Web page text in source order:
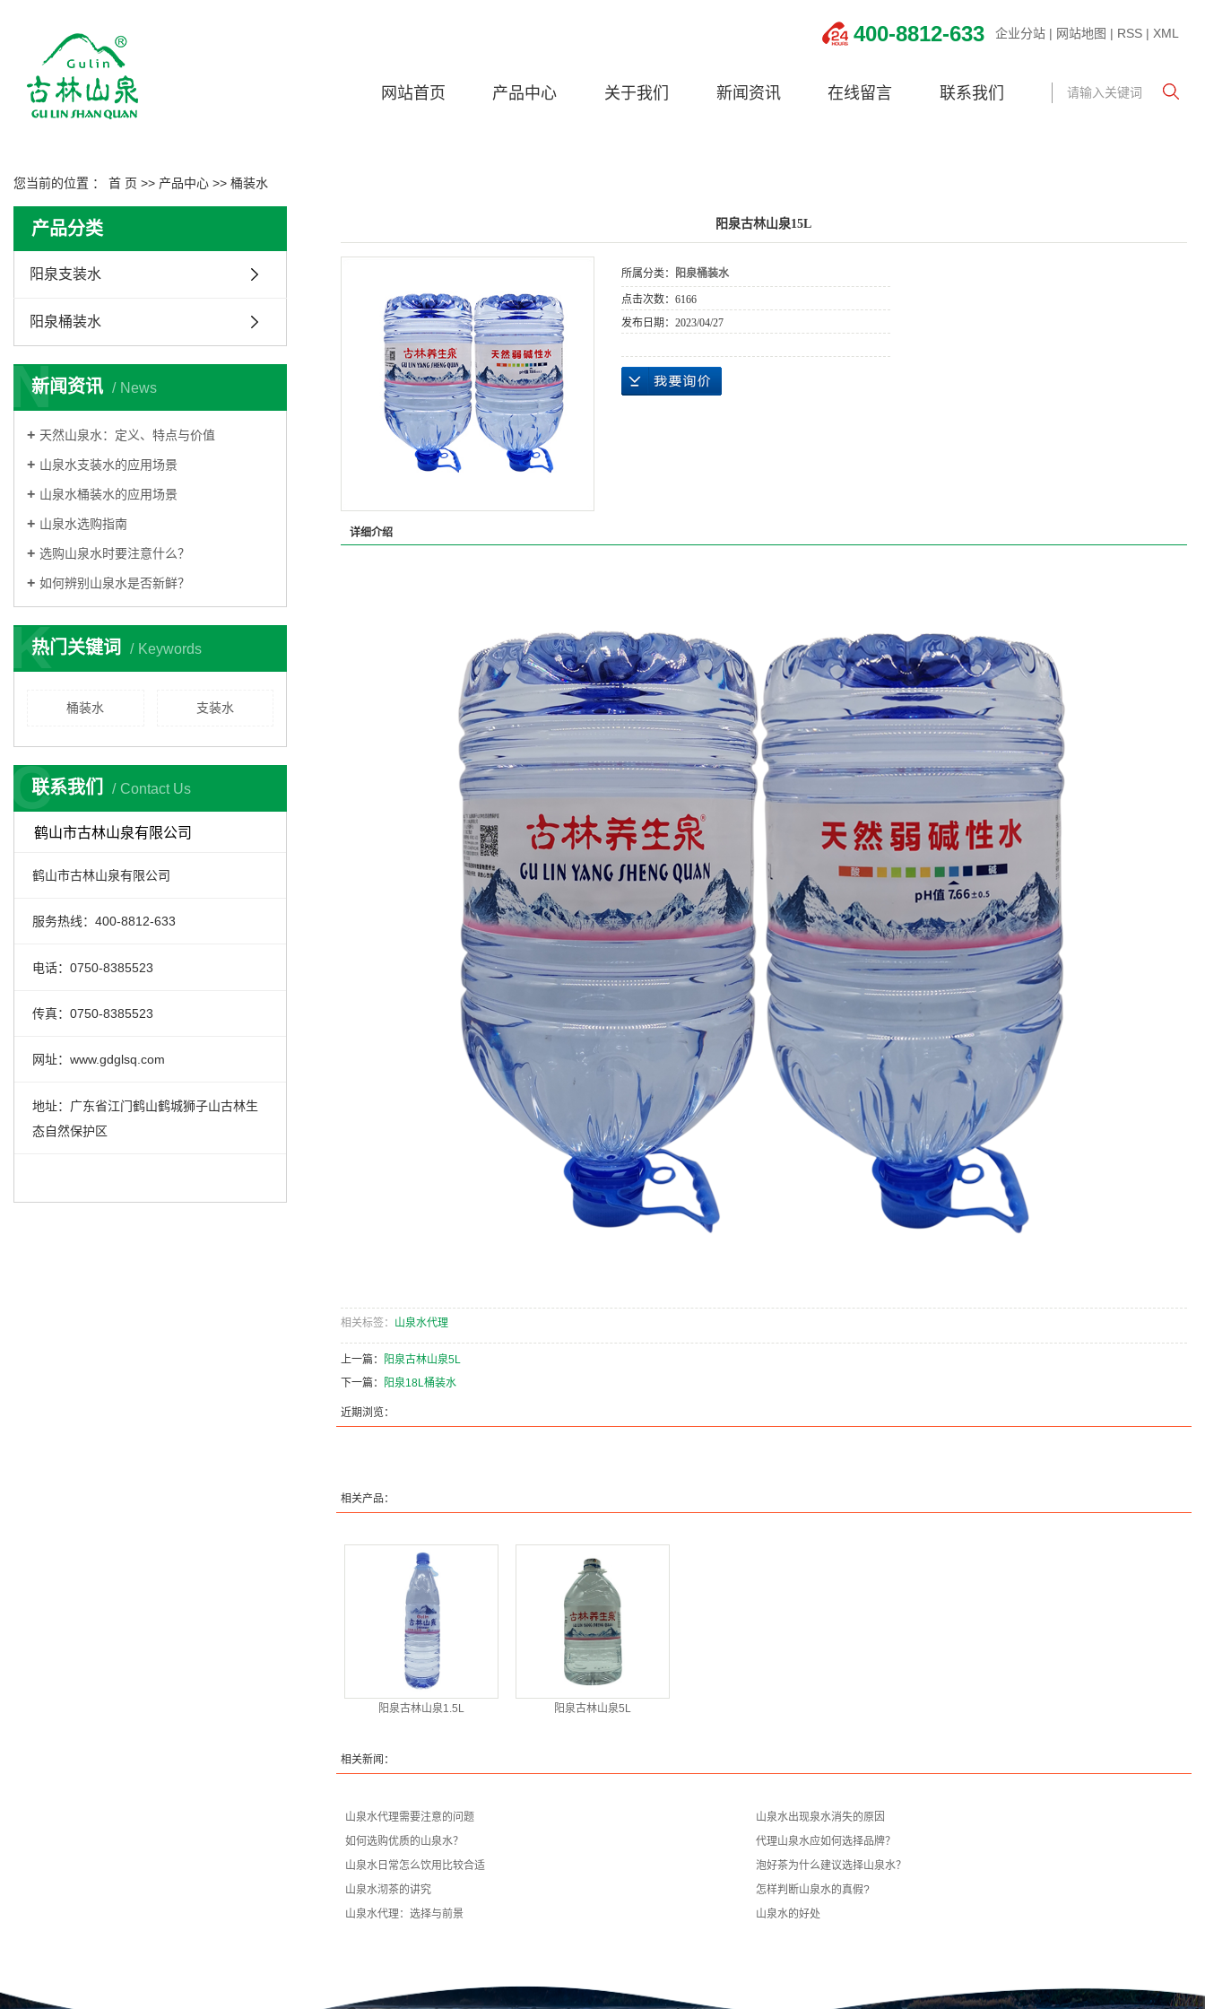
企业分站| 网站地图 | RSS| XML
400-8812-633
网站首页 产品中心 关于我们 新闻资讯 在线留言 联系我们
您当前的位置 ： 首 页 >> 产品中心 >> 桶装水
产品分类
阳泉支装水
阳泉桶装水
新闻资讯 News
N
天然山泉水：定义、特点与价值
山泉水支装水的应用场景
山泉水桶装水的应用场景
山泉水选购指南
选购山泉水时要注意什么？
如何辨别山泉水是否新鲜？
热门关键词 Keywords
K
桶装水 支装水
联系我们 Contact Us
C
鹤山市古林山泉有限公司
鹤山市古林山泉有限公司
服务热线：400-8812-633
电话：0750-8385523
传真：0750-8385523
网址：www.gdglsq.com
地址：广东省江门鹤山鹤城狮子山古林生
态自然保护区
阳泉古林山泉15L
所属分类： 阳泉桶装水
点击次数：6166
发布日期：2023/04/27
详细介绍
相关标签： 山泉水代理
上一篇：
阳泉古林山泉5L
下一篇：
阳泉18L桶装水
近期浏览：
相关产品：
阳泉古林山泉1.5L 阳泉古林山泉5L
相关新闻：
山泉水代理需要注意的问题
山泉水出现泉水消失的原因
如何选购优质的山泉水？
代理山泉水应如何选择品牌？
山泉水日常怎么饮用比较合适
泡好茶为什么建议选择山泉水？
山泉水沏茶的讲究
怎样判断山泉水的真假?
山泉水代理：选择与前景
山泉水的好处